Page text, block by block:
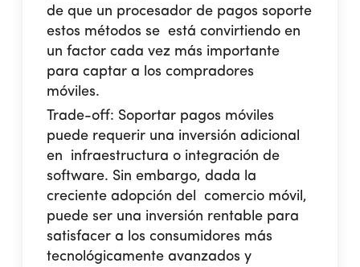
de que un procesador de pagos soporte
estos métodos se está convirtiendo en
un factor cada vez más importante
para captar a los compradores
móviles.
Trade-off: Soportar pagos móviles
puede requerir una inversión adicional
en infraestructura o integración de
software. Sin embargo, dada la
creciente adopción del comercio móvil,
puede ser una inversión rentable para
satisfacer a los consumidores más
tecnológicamente avanzados y